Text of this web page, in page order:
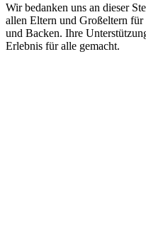
Wir bedanken uns an dieser
allen Eltern und Großeltern
und Backen. Ihre
Erlebnis für alle gemacht.